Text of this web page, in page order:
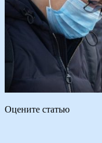
Оцените статью